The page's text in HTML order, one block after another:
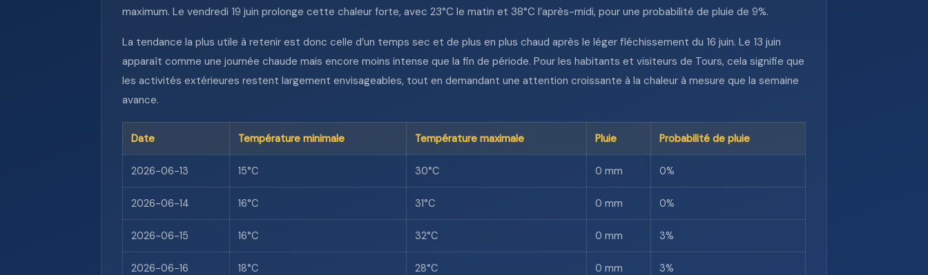
maximum. Le vendredi 19 juin prolonge cette chaleur forte, avec 23°C le matin et 38°C l’après-midi, pour une probabilité de pluie de 9%.
La tendance la plus utile à retenir est donc celle d’un temps sec et de plus en plus chaud après le léger fléchissement du 16 juin. Le 13 juin
apparaît comme une journée chaude mais encore moins intense que la fin de période. Pour les habitants et visiteurs de Tours, cela signifie que
les activités extérieures restent largement envisageables, tout en demandant une attention croissante à la chaleur à mesure que la semaine
avance.
Date Température minimale Température maximale Pluie Probabilité de pluie
2026-06-13 15°C 30°C 0 mm 0%
2026-06-14 16°C 31°C 0 mm 0%
2026-06-15 16°C 32°C 0 mm 3%
2026-06-16 18°C 28°C 0 mm 3%